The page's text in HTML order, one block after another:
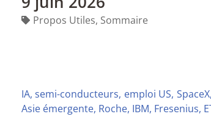
Propos Utiles, Sommaire
IA, semi-conducteurs, emploi US,
Asie émergente, Roche, IBM, Fresenius,